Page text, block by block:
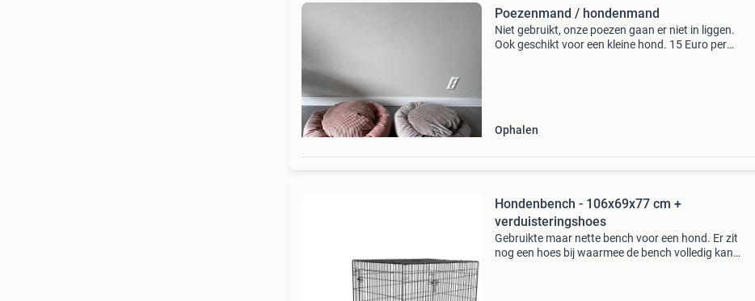
Poezenmand / hondenmand
Niet gebruikt, onze poezen gaan er niet in liggen.
Ook geschikt voor een kleine hond. 15 Euro per
Ophalen
Hondenbench - 106x69x77 cm +
verduisteringshoes
Gebruikte maar nette bench voor een hond. Er zit
nog een hoes bij waarmee de bench volledig kan